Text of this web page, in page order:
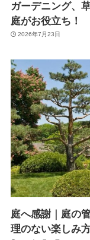
ガーデニング、
庭がお役立ち！
2026年7月23日
庭へ感謝｜庭の
理のない楽しみ